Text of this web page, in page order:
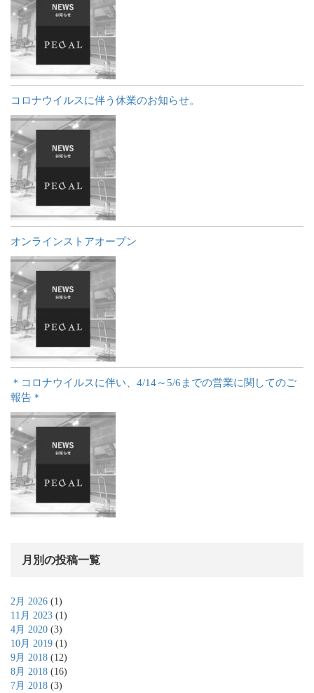
コロナウイルスに伴う休業のお知らせ。
オンラインストアオープン
＊コロナウイルスに伴い、4/14～5/6までの営業に関してのご
報告＊
月別の投稿一覧
2月 2026 (1)
11月 2023 (1)
4月 2020 (3)
10月 2019 (1)
9月 2018 (12)
8月 2018 (16)
7月 2018 (3)